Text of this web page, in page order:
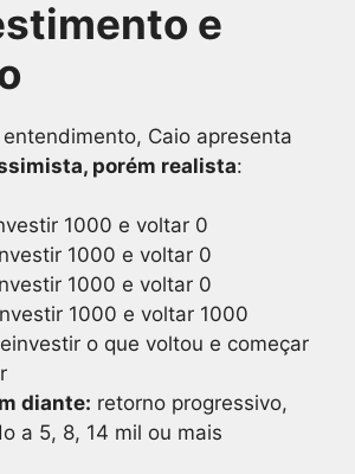
e
Caio apresenta
porém realista:
1000 e voltar 0
1000 e voltar 0
1000 e voltar 0
1000 e voltar 1000
o que voltou e começar
diante: retorno progressivo,
a 5, 8, 14 mil ou mais